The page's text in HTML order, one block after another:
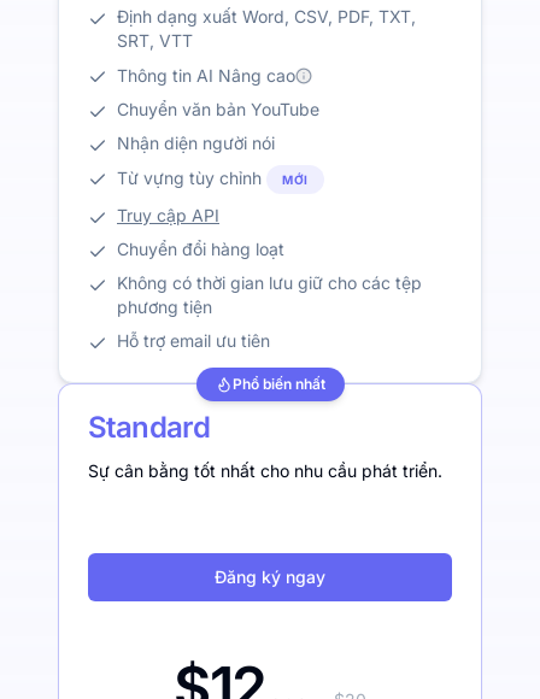
Định dạng xuất Word, CSV, PDF, TXT,
SRT, VTT
Thông tin AI Nâng cao
Chuyển văn bản YouTube
Nhận diện người nói
Từ vựng tùy chỉnh
MỚI
Truy cập API
Chuyển đổi hàng loạt
Không có thời gian lưu giữ cho các tệp
phương tiện
Hỗ trợ email ưu tiên
Phổ biến nhất
Standard
Sự cân bằng tốt nhất cho nhu cầu phát triển.
Đăng ký ngay